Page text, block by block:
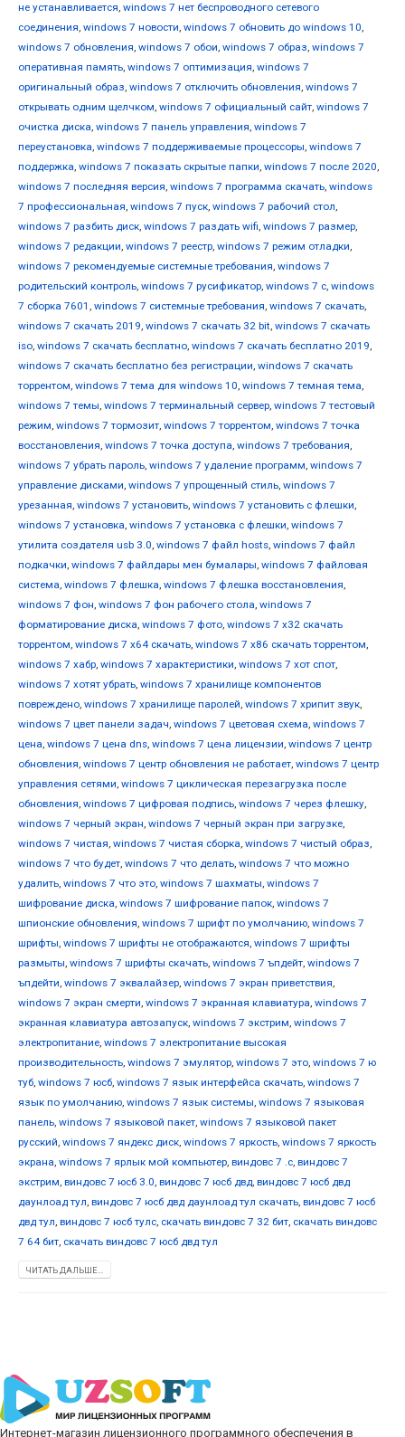
не устанавливается, windows 7 нет беспроводного сетевого
соединения, windows 7 новости, windows 7 обновить до windows 10,
windows 7 обновления, windows 7 обои, windows 7 образ, windows 7
оперативная память, windows 7 оптимизация, windows 7
оригинальный образ, windows 7 отключить обновления, windows 7
открывать одним щелчком, windows 7 официальный сайт, windows 7
очистка диска, windows 7 панель управления, windows 7
переустановка, windows 7 поддерживаемые процессоры, windows 7
поддержка, windows 7 показать скрытые папки, windows 7 после 2020,
windows 7 последняя версия, windows 7 программа скачать, windows
7 профессиональная, windows 7 пуск, windows 7 рабочий стол,
windows 7 разбить диск, windows 7 раздать wifi, windows 7 размер,
windows 7 редакции, windows 7 реестр, windows 7 режим отладки,
windows 7 рекомендуемые системные требования, windows 7
родительский контроль, windows 7 русификатор, windows 7 с, windows
7 сборка 7601 , windows 7 системные требования, windows 7 скачать,
windows 7 скачать 2019, windows 7 скачать 32 bit, windows 7 скачать
iso, windows 7 скачать бесплатно, windows 7 скачать бесплатно 2019,
windows 7 скачать бесплатно без регистрации, windows 7 скачать
торрентом, windows 7 тема для windows 10, windows 7 темная тема,
windows 7 темы, windows 7 терминальный сервер, windows 7 тестовый
режим, windows 7 тормозит, windows 7 торрентом, windows 7 точка
восстановления, windows 7 точка доступа, windows 7 требования,
windows 7 убрать пароль, windows 7 удаление программ, windows 7
управление дисками, windows 7 упрощенный стиль, windows 7
урезанная, windows 7 установить, windows 7 установить с флешки,
windows 7 установка, windows 7 установка с флешки, windows 7
утилита создателя usb 3.0, windows 7 файл hosts, windows 7 файл
подкачки, windows 7 файлдары мен бумалары, windows 7 файловая
система, windows 7 флешка, windows 7 флешка восстановления,
windows 7 фон, windows 7 фон рабочего стола, windows 7
форматирование диска, windows 7 фото, windows 7 х32 скачать
торрентом, windows 7 х64 скачать, windows 7 х86 скачать торрентом,
windows 7 хабр, windows 7 характеристики, windows 7 хот спот,
windows 7 хотят убрать, windows 7 хранилище компонентов
повреждено, windows 7 хранилище паролей, windows 7 хрипит звук,
windows 7 цвет панели задач, windows 7 цветовая схема, windows 7
цена, windows 7 цена dns, windows 7 цена лицензии, windows 7 центр
обновления, windows 7 центр обновления не работает, windows 7 центр
управления сетями, windows 7 циклическая перезагрузка после
обновления, windows 7 цифровая подпись, windows 7 через флешку,
windows 7 черный экран, windows 7 черный экран при загрузке,
windows 7 чистая, windows 7 чистая сборка, windows 7 чистый образ,
windows 7 что будет, windows 7 что делать, windows 7 что можно
удалить, windows 7 что это, windows 7 шахматы, windows 7
шифрование диска, windows 7 шифрование папок, windows 7
шпионские обновления, windows 7 шрифт по умолчанию, windows 7
шрифты, windows 7 шрифты не отображаются, windows 7 шрифты
размыты, windows 7 шрифты скачать, windows 7 ъпдейт, windows 7
ъпдейти, windows 7 эквалайзер, windows 7 экран приветствия,
windows 7 экран смерти, windows 7 экранная клавиатура, windows 7
экранная клавиатура автозапуск, windows 7 экстрим, windows 7
электропитание, windows 7 электропитание высокая
производительность, windows 7 эмулятор, windows 7 это, windows 7 ю
туб, windows 7 юсб, windows 7 язык интерфейса скачать, windows 7
язык по умолчанию, windows 7 язык системы, windows 7 языковая
панель, windows 7 языковой пакет, windows 7 языковой пакет
русский, windows 7 яндекс диск, windows 7 яркость, windows 7 яркость
экрана, windows 7 ярлык мой компьютер, виндовс 7 .с, виндовс 7
экстрим, виндовс 7 юсб 3.0, виндовс 7 юсб двд, виндовс 7 юсб двд
даунлоад тул, виндовс 7 юсб двд даунлоад тул скачать, виндовс 7 юсб
двд тул, виндовс 7 юсб тулс, скачать виндовс 7 32 бит, скачать виндовс
7 64 бит, скачать виндовс 7 юсб двд тул
ЧИТАТЬ ДАЛЬШЕ...
Интернет-магазин лицензионного программного обеспечения в